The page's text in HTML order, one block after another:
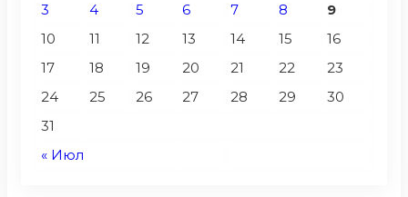
« Июл
3
4 5 6 7 8
9
10
11 12 13 14 15
16
17
18 19 20 21 22
23
24
25 26 27 28 29
30
31